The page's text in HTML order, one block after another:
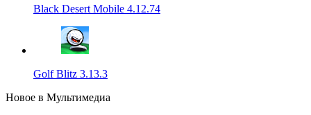
Black Desert Mobile 4.12.74
Golf Blitz 3.13.3
Новое в Мультимедиа